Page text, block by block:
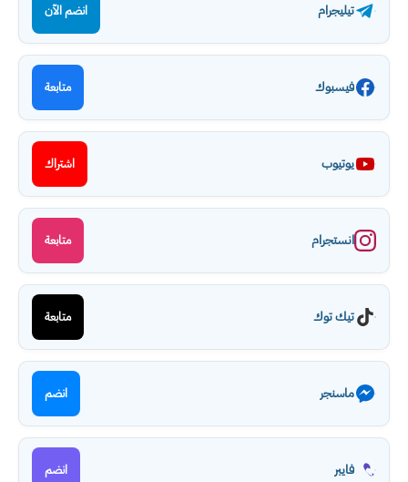
تيليجرام انضم الآن
فيسبوك متابعة
يوتيوب اشتراك
انستجرام متابعة
تيك توك متابعة
ماسنجر انضم
فايبر انضم